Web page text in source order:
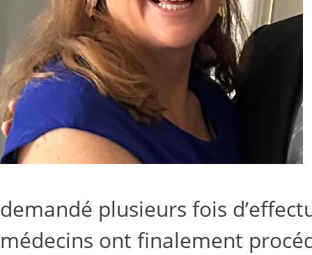
demandé plusieurs fois
médecins ont finalement